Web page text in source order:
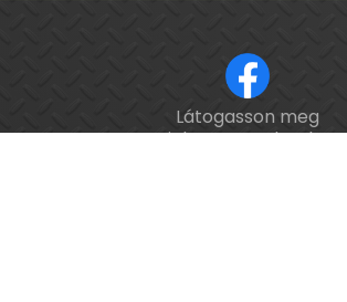
Látogasson meg
minket a Facebookon!